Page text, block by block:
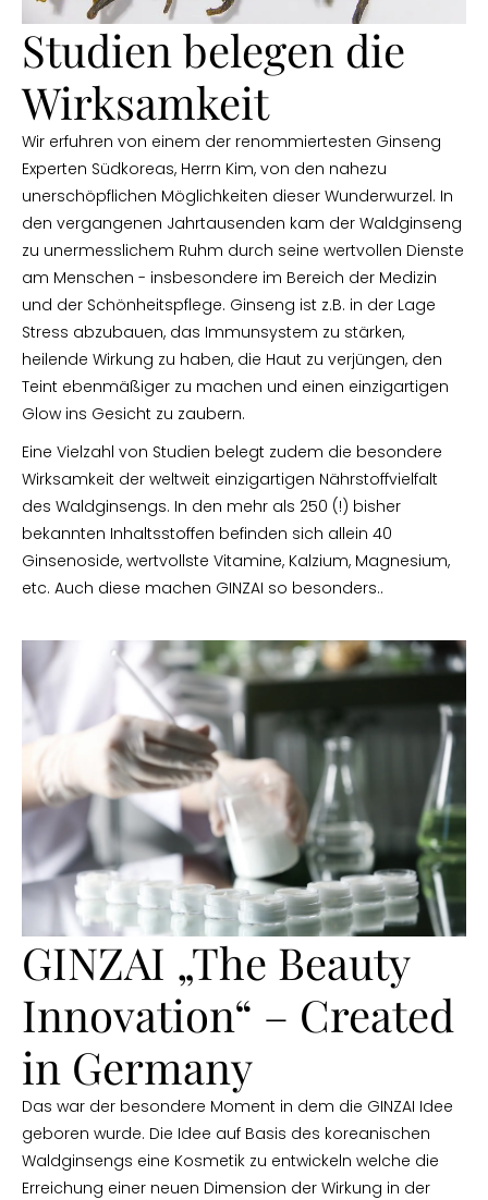
Studien belegen die
Wirksamkeit
Wir erfuhren von einem der renommiertesten Ginseng
Experten Südkoreas, Herrn Kim, von den nahezu
unerschöpflichen Möglichkeiten dieser Wunderwurzel. In
den vergangenen Jahrtausenden kam der Waldginseng
zu unermesslichem Ruhm durch seine wertvollen Dienste
am Menschen - insbesondere im Bereich der Medizin
und der Schönheitspflege. Ginseng ist z.B. in der Lage
Stress abzubauen, das Immunsystem zu stärken,
heilende Wirkung zu haben, die Haut zu verjüngen, den
Teint ebenmäßiger zu machen und einen einzigartigen
Glow ins Gesicht zu zaubern.
Eine Vielzahl von Studien belegt zudem die besondere
Wirksamkeit der weltweit einzigartigen Nährstoffvielfalt
des Waldginsengs. In den mehr als 250 (!) bisher
bekannten Inhaltsstoffen befinden sich allein 40
Ginsenoside, wertvollste Vitamine, Kalzium, Magnesium,
etc. Auch diese machen GINZAI so besonders..
GINZAI „The Beauty
Innovation“ – Created
in Germany
Das war der besondere Moment in dem die GINZAI Idee
geboren wurde. Die Idee auf Basis des koreanischen
Waldginsengs eine Kosmetik zu entwickeln welche die
Erreichung einer neuen Dimension der Wirkung in der